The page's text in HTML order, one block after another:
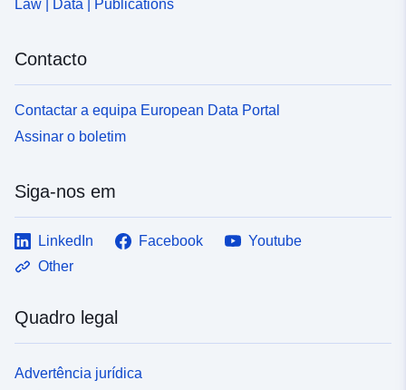
Law | Data | Publications
Contacto
Contactar a equipa European Data Portal
Assinar o boletim
Siga-nos em
LinkedIn Facebook
Youtube
Other
Quadro legal
Advertência jurídica